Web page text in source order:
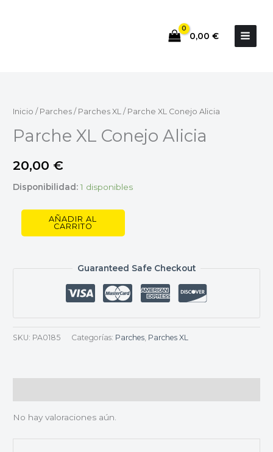
0,00 €
Inicio / Parches / Parches XL / Parche XL Conejo Alicia
Parche XL Conejo Alicia
20,00 €
Disponibilidad: 1 disponibles
Conejo
cantidad
AÑADIR AL
CARRITO
Guaranteed Safe Checkout
SKU: PA0185 Categorías: Parches, Parches XL
No hay valoraciones aún.